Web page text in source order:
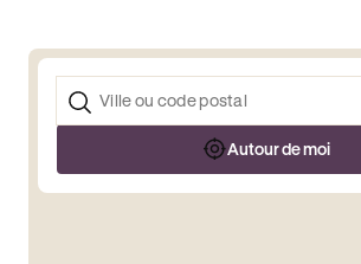
Autour de moi